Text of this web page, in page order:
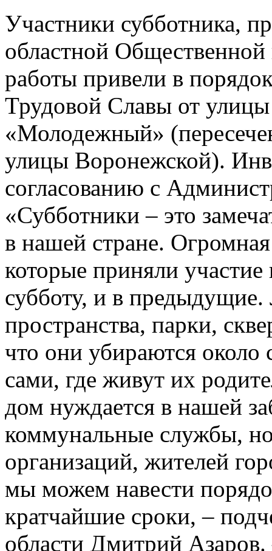
Участники субботника,
областной Общественной
работы привели в
Трудовой Славы от
«Молодежный»
улицы Воронежской).
согласованию с
«Субботники – это
в нашей стране.
которые приняли
субботу, и в
пространства, парки,
что они убираются около
сами, где живут их
дом нуждается в нашей
коммунальные службы,
организаций, жителей
мы можем навести
кратчайшие сроки, –
области Дмитрий